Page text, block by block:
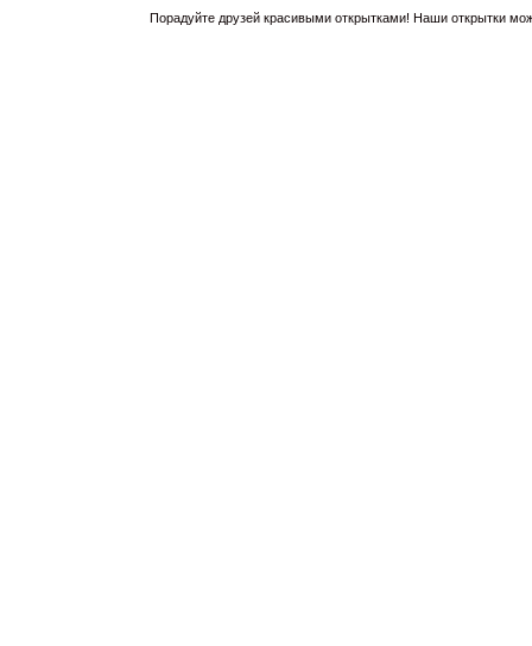
Порадуйте друзей красивыми открытками! Наши открытки